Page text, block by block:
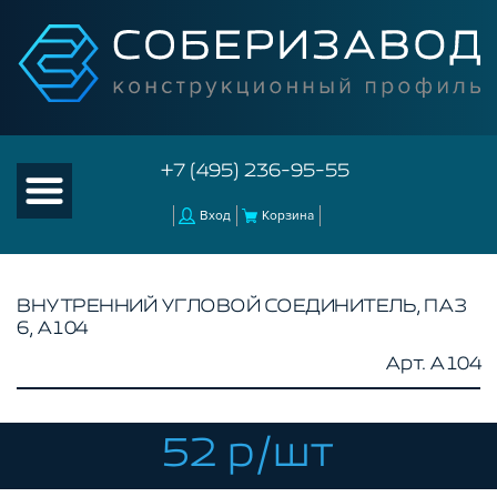
+7 (495) 236-95-55
Вход Корзина
КОНСТРУКЦИОННЫЙ ПРОФИЛЬ
КОМПЛЕКТУЮЩИЕ К ЧПУ
АКСЕССУАРЫ ДЛЯ V-ПАЗА
ВНУТРЕННИЙ УГЛОВОЙ СОЕДИНИТЕЛЬ, ПАЗ
6, A104
Арт. A104
52 р/шт